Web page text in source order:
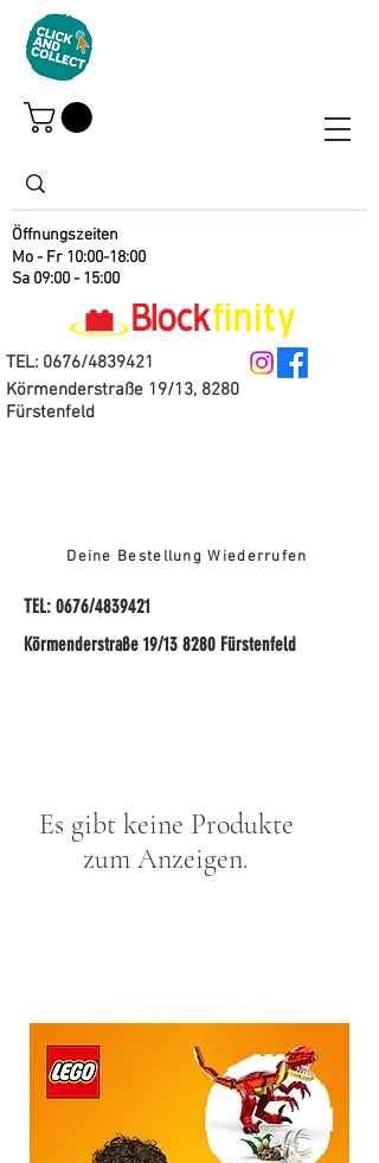
TEL: 0676/4839421
Körmenderstraße 19/13, 8280
Fürstenfeld
Öffnungszeiten
Mo - Fr 10:00-18:00
Sa 09:00 - 15:00
Deine Bestellung Wiederrufen
TEL: 0676/4839421
Körmenderstraße 19/13 8280 Fürstenfeld
Es gibt keine Produkte
zum Anzeigen.